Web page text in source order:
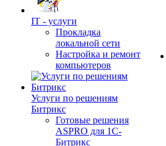
IT - услуги
Прокладка
локальной сети
Настройка и ремонт
компьютеров
Услуги по решениям
Битрикс
Готовые решения
ASPRO для 1С-
Битрикс